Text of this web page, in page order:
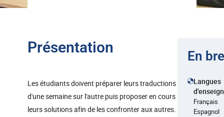
Présentation
Les étudiants doivent préparer leurs traductions
d'une semaine sur l'autre puis proposer en cours
leurs solutions afin de les confronter aux autres.
En
Langues
Français
Espagnol